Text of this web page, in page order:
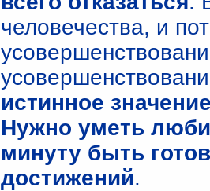
человечества, и
истинное
Нужно уметь
минуту быть
достижений.